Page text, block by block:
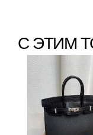
С ЭТИМ